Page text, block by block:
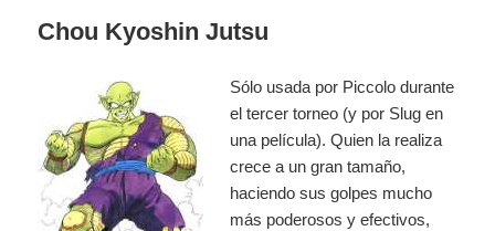
Chou Kyoshin Jutsu
Sólo usada por Piccolo durante
el tercer torneo (y por Slug en
una película). Quien la realiza
crece a un gran tamaño,
haciendo sus golpes mucho
más poderosos y efectivos,